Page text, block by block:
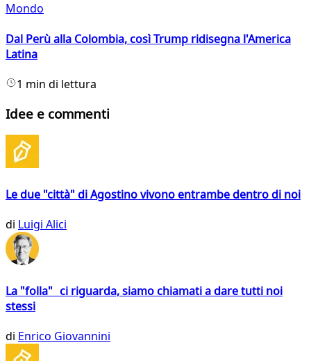
Mondo
Dal Perù alla Colombia, così Trump ridisegna l'America
Latina
1 min di lettura
Idee e commenti
Le due "città" di Agostino vivono entrambe dentro di noi
di Luigi Alici
La "folla" ci riguarda, siamo chiamati a dare tutti noi
stessi
di Enrico Giovannini